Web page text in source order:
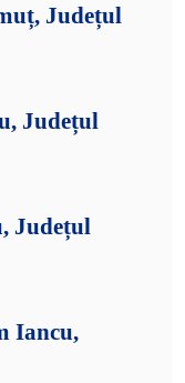
Județul
Județul
Județul
Iancu,